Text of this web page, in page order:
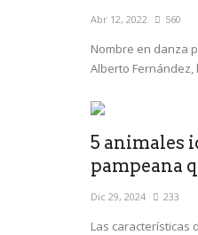
Abr 12, 2022 560
Nombre en danza
Alberto Fernández,
5 animales
pampeana
Dic 29, 2024 233
Las características